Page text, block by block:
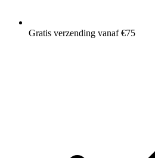
Gratis verzending vanaf €75